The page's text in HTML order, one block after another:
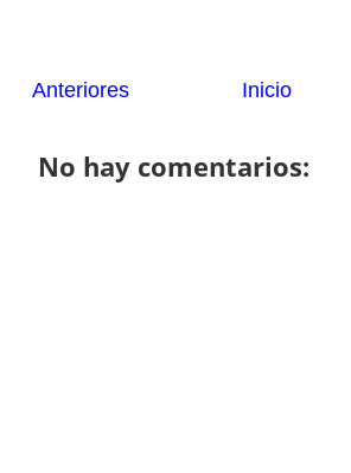
Anteriores Inicio
No hay comentarios: